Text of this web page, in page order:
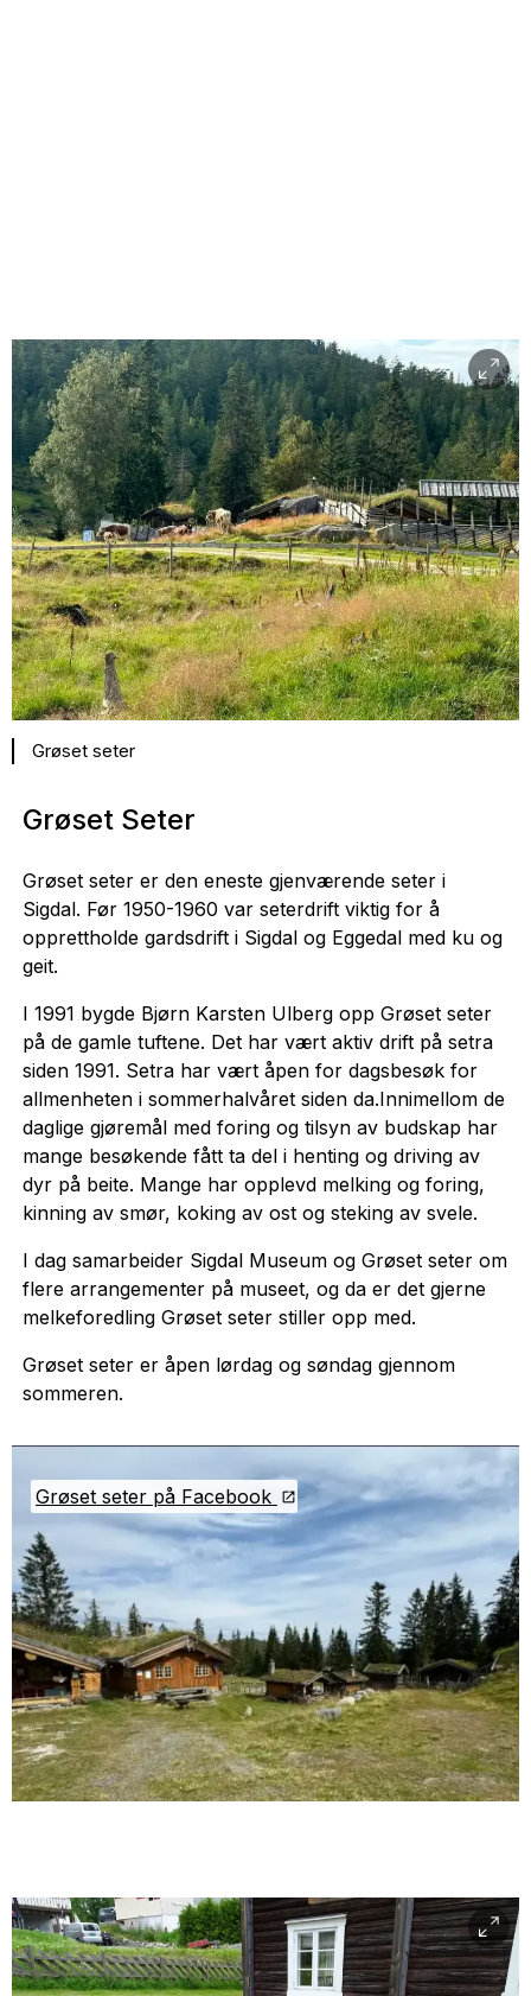
Grøset seter
Grøset Seter
Grøset seter er den eneste gjenværende seter i
Sigdal. Før 1950-1960 var seterdrift viktig for å
opprettholde gardsdrift i Sigdal og Eggedal med ku og
geit.
I 1991 bygde Bjørn Karsten Ulberg opp Grøset seter
på de gamle tuftene. Det har vært aktiv drift på setra
siden 1991. Setra har vært åpen for dagsbesøk for
allmenheten i sommerhalvåret siden da.Innimellom de
daglige gjøremål med foring og tilsyn av budskap har
mange besøkende fått ta del i henting og driving av
dyr på beite. Mange har opplevd melking og foring,
kinning av smør, koking av ost og steking av svele.
I dag samarbeider Sigdal Museum og Grøset seter om
flere arrangementer på museet, og da er det gjerne
melkeforedling Grøset seter stiller opp med.
Grøset seter er åpen lørdag og søndag gjennom
sommeren.
Grøset seter på Facebook